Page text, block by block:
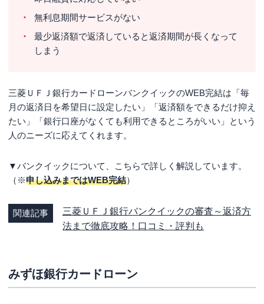
無利息期間サービスがない
最少返済額で返済していると返済期間が長くなって
しまう
三菱ＵＦＪ銀行カードローンバンクイックのWEB完結は「毎
月の返済日を希望日に設定したい」「返済額をできるだけ抑え
たい」「銀行口座がなくても利用できるところがいい」という
人のニーズに応えてくれます。
▼バンクイックについて、こちらで詳しく解説しています。
（※申し込みまではWEB完結）
関連記事
三菱ＵＦＪ銀行バンクイックの審査～返済方
法まで徹底攻略！口コミ・評判も
みずほ銀行カードローン